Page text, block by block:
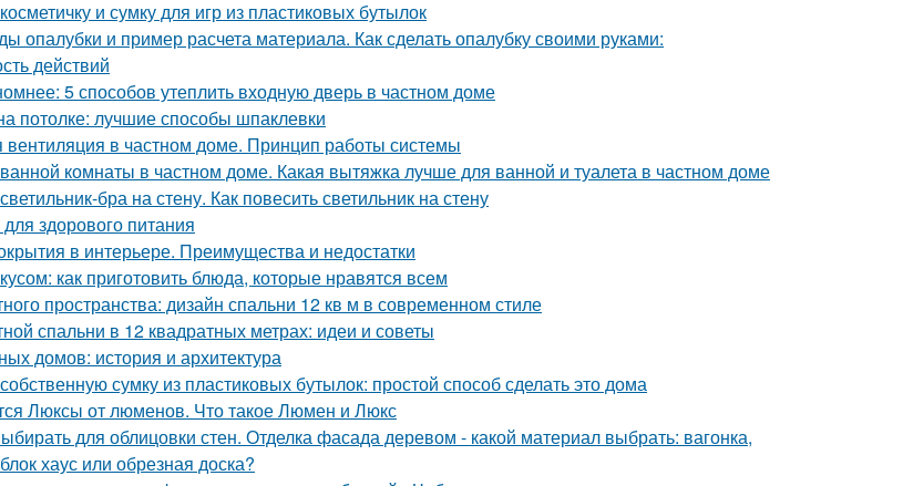
и сумку для игр из пластиковых бутылок
опалубки и пример расчета материала. Как сделать опалубку своими руками:
действий
5 способов утеплить входную дверь в частном доме
потолке: лучшие способы шпаклевки
вентиляция в частном доме. Принцип работы системы
комнаты в частном доме. Какая вытяжка лучше для ванной и туалета в частном доме
бра на стену. Как повесить светильник на стену
здорового питания
в интерьере. Преимущества и недостатки
как приготовить блюда, которые нравятся всем
пространства: дизайн спальни 12 кв м в современном стиле
спальни в 12 квадратных метрах: идеи и советы
домов: история и архитектура
сумку из пластиковых бутылок: простой способ сделать это дома
Люксы от люменов. Что такое Люмен и Люкс
для облицовки стен. Отделка фасада деревом - какой материал выбрать: вагонка,
хаус или обрезная доска?